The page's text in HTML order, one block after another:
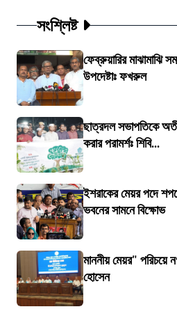
সংশ্লিষ্ট
ফেব্রুয়ারির মাঝামাঝি
উপদেষ্টাঃ ফখরুল
ছাত্রদল সভাপতিকে
করার পরামর্শঃ শিবি...
ইশরাকের মেয়র পদে
ভবনের সামনে বিক্ষোভ
মাননীয় মেয়র"
হোসেন